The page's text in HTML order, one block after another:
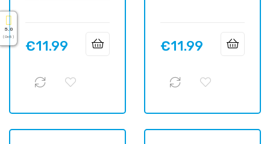
Price
€11.99 Price
€11.99
5.0
( On 5 )